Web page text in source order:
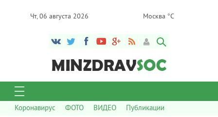
Чт, 06 августа 2026 Москва °C
Коронавирус ФОТО ВИДЕО Публикации